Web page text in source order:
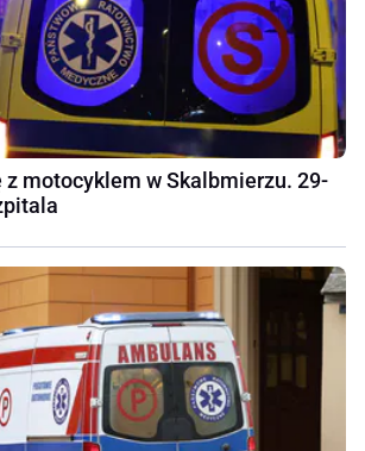
z motocyklem w Skalbmierzu. 29-